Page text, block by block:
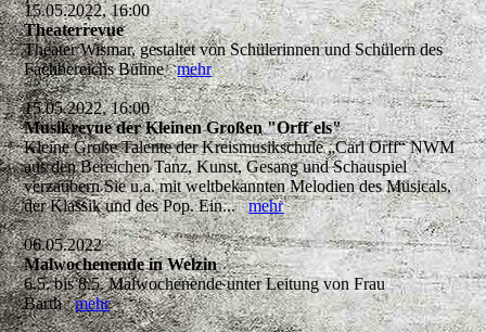
15.05.2022, 16:00
Theaterrevue
Theater Wismar, gestaltet von Schülerinnen und Schülern des
Fachbereichs Bühnemehr
15.05.2022, 16:00
Musikrevue der Kleinen Großen "Orff´els"
Kleine Große Talente der Kreismusikschule „Carl Orff“ NWM
aus den Bereichen Tanz, Kunst, Gesang und Schauspiel
verzaubern Sie u.a. mit weltbekannten Melodien des Musicals,
der Klassik und des Pop. Ein...mehr
06.05.2022
Malwochenende in Welzin
6.5. bis 8.5. Malwochenende unter Leitung von Frau
Barthmehr